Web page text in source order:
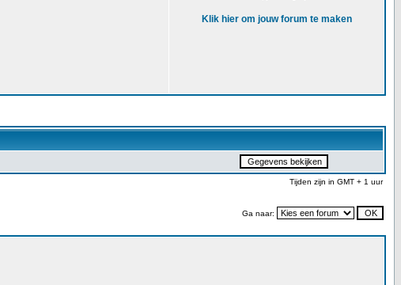
Klik hier om jouw forum te maken
Tijden zijn in GMT + 1 uur
Ga naar: